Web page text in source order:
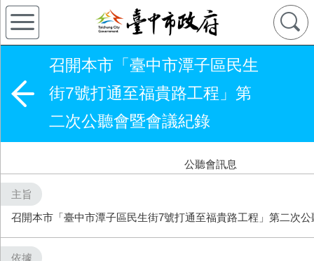
召開本市「臺中市潭子區民生
街7號打通至福貴路工程」第
二次公聽會暨會議紀錄
公聽會訊息
主旨
召開本市「臺中市潭子區民生街7號打通至福貴路工程」第二次
依據